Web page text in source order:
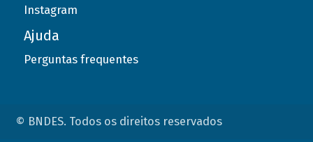
Instagram
Ajuda
Perguntas frequentes
© BNDES. Todos os direitos reservados